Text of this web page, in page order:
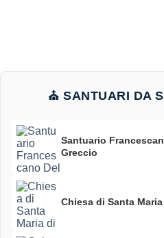
⛪ SANTUARI DA
Santuario
Greccio
Chiesa di Santa